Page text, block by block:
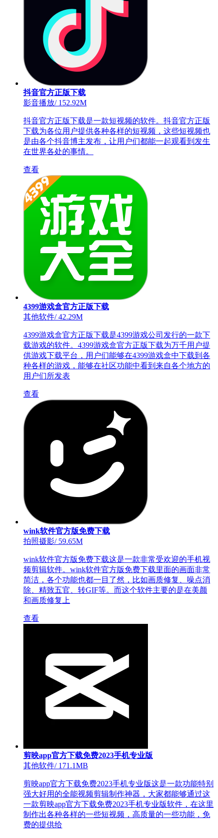
抖音官方正版下载
影音播放/152.92M
抖音官方正版下载是一款短视频的软件。抖音官方正版
下载为各位用户提供各种各样的短视频，这些短视频也
是由各个抖音博主发布，让用户们都能一起观看到发生
在世界各处的事情。
查看
4399游戏盒官方正版下载
其他软件/42.29M
4399游戏盒官方正版下载是4399游戏公司发行的一款下
载游戏的软件。4399游戏盒官方正版下载为万千用户提
供游戏下载平台，用户们能够在4399游戏盒中下载到各
种各样的游戏，能够在社区功能中看到来自各个地方的
用户们所发表
查看
wink软件官方版免费下载
拍照摄影/59.65M
wink软件官方版免费下载这是一款非常受欢迎的手机视
频剪辑软件。wink软件官方版免费下载里面的画面非常
简洁，各个功能也都一目了然，比如画质修复、噪点消
除、精致五官、转GIF等。而这个软件主要的是在美颜
和画质修复上
查看
剪映app官方下载免费2023手机专业版
其他软件/171.1MB
剪映app官方下载免费2023手机专业版这是一款功能特别
强大好用的全能视频剪辑制作神器，大家都能够通过这
一款剪映app官方下载免费2023手机专业版软件，在这里
制作出各种各样的一些短视频，高质量的一些功能，免
费的提供给